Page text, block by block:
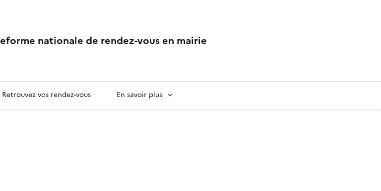
nationale de rendez-vous en mairie
Retrouvez vos rendez-vous En savoir plus